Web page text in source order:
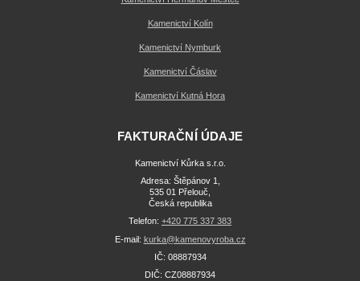
Kamenictví Kolín
Kamenictví Nymburk
Kamenictví Čáslav
Kamenictví Kutná Hora
FAKTURAČNÍ ÚDAJE
Kamenictví Kůrka s.r.o.
Adresa: Štěpánov 1,
535 01 Přelouč,
Česká republika
Telefon: +420 775 337 383
E-mail: kurka@kamenovyroba.cz
IČ: 08887934
DIČ: CZ08887934